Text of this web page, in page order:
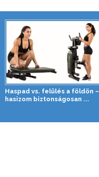
Haspad vs. felülés a földön –
hasizom biztonságosan ...